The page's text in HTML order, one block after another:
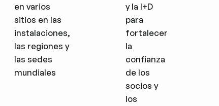
en varios
sitios en las
instalaciones,
las regiones y
las sedes
mundiales
y la I+D
para
fortalecer
la
confianza
de los
socios y
los